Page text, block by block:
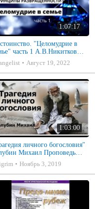
1:07:17
"Целомудрие в
часть 1 А.В.Никитков
для семейных МСЦ ЕХБ
Август 19, 2022
1:03:00
личного богословия"
Михаил Проповедь
Ноябрь 3, 2019